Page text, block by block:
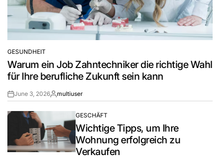
POSTED
IN
GESUNDHEIT
Warum ein Job Zahntechniker die richtige Wahl
für Ihre berufliche Zukunft sein kann
PostJune 3, 2026By:multiuser
POSTED
IN
GESCHÄFT
Wichtige Tipps, um Ihre
Wohnung erfolgreich zu
Verkaufen